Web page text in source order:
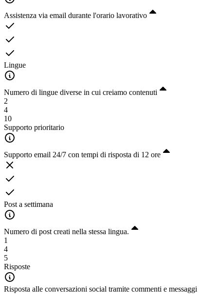
Assistenza via email durante l'orario lavorativo
Lingue
Numero di lingue diverse in cui creiamo contenuti
2
4
10
Supporto prioritario
Supporto email 24/7 con tempi di risposta di 12 ore
Post a settimana
Numero di post creati nella stessa lingua.
1
4
5
Risposte
Risposta alle conversazioni social tramite commenti e messaggi